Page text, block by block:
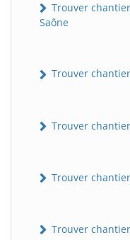
Trouver
Saône
Trouver
Trouver
Trouver
Trouver